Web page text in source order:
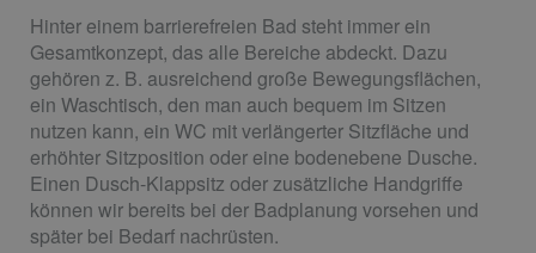
Hinter einem barrierefreien Bad steht immer ein
Gesamtkonzept, das alle Bereiche abdeckt. Dazu
gehören z. B. ausreichend große Bewegungsflächen,
ein Waschtisch, den man auch bequem im Sitzen
nutzen kann, ein WC mit verlängerter Sitzfläche und
erhöhter Sitzposition oder eine bodenebene Dusche.
Einen Dusch-Klappsitz oder zusätzliche Handgriffe
können wir bereits bei der Badplanung vorsehen und
später bei Bedarf nachrüsten.